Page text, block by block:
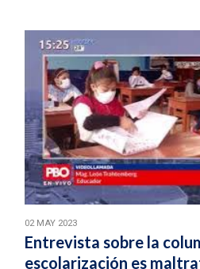
02 MAY 2023
Entrevista sobre la
escolarización es